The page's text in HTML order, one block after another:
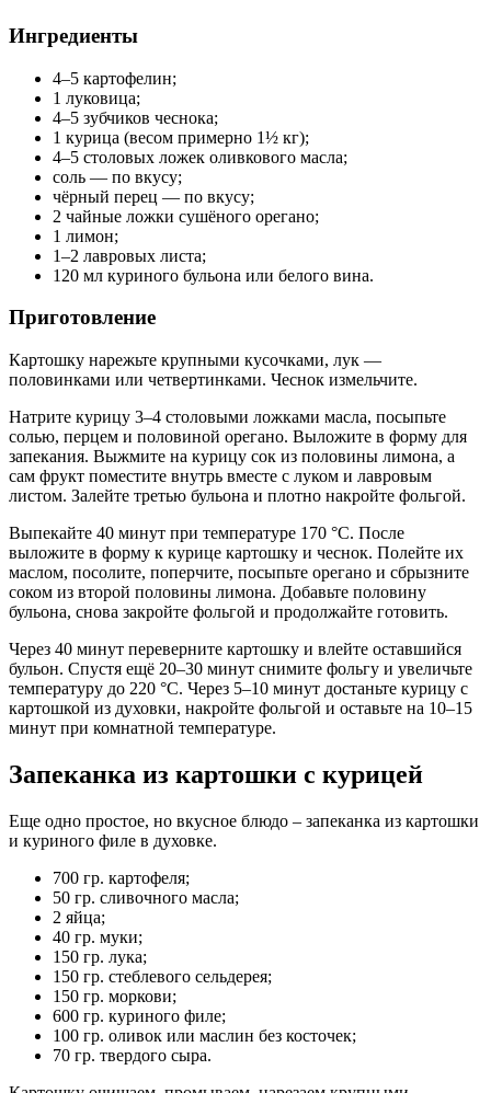
Ингредиенты
4–5 картофелин;
1 луковица;
4–5 зубчиков чеснока;
1 курица (весом примерно 1½ кг);
4–5 столовых ложек оливкового масла;
соль — по вкусу;
чёрный перец — по вкусу;
2 чайные ложки сушёного орегано;
1 лимон;
1–2 лавровых листа;
120 мл куриного бульона или белого вина.
Приготовление
Картошку нарежьте крупными кусочками, лук —
половинками или четвертинками. Чеснок измельчите.
Натрите курицу 3–4 столовыми ложками масла, посыпьте
солью, перцем и половиной орегано. Выложите в форму для
запекания. Выжмите на курицу сок из половины лимона, а
сам фрукт поместите внутрь вместе с луком и лавровым
листом. Залейте третью бульона и плотно накройте фольгой.
Выпекайте 40 минут при температуре 170 °С. После
выложите в форму к курице картошку и чеснок. Полейте их
маслом, посолите, поперчите, посыпьте орегано и сбрызните
соком из второй половины лимона. Добавьте половину
бульона, снова закройте фольгой и продолжайте готовить.
Через 40 минут переверните картошку и влейте оставшийся
бульон. Спустя ещё 20–30 минут снимите фольгу и увеличьте
температуру до 220 °С. Через 5–10 минут достаньте курицу с
картошкой из духовки, накройте фольгой и оставьте на 10–15
минут при комнатной температуре.
Запеканка из картошки с курицей
Еще одно простое, но вкусное блюдо – запеканка из картошки
и куриного филе в духовке.
700 гр. картофеля;
50 гр. сливочного масла;
2 яйца;
40 гр. муки;
150 гр. лука;
150 гр. стеблевого сельдерея;
150 гр. моркови;
600 гр. куриного филе;
100 гр. оливок или маслин без косточек;
70 гр. твердого сыра.